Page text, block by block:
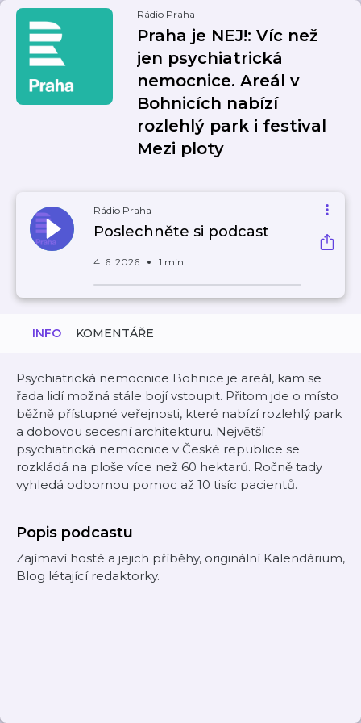
Rádio Praha
Praha je NEJ!: Víc než
jen psychiatrická
nemocnice. Areál v
Bohnicích nabízí
rozlehlý park i festival
Mezi ploty
Rádio Praha
Poslechněte si podcast
4. 6. 2026 1 min
INFO KOMENTÁŘE
Psychiatrická nemocnice Bohnice je areál, kam se
řada lidí možná stále bojí vstoupit. Přitom jde o místo
běžně přístupné veřejnosti, které nabízí rozlehlý park
a dobovou secesní architekturu. Největší
psychiatrická nemocnice v České republice se
rozkládá na ploše více než 60 hektarů. Ročně tady
vyhledá odbornou pomoc až 10 tisíc pacientů.
Popis podcastu
Zajímaví hosté a jejich příběhy, originální Kalendárium,
Blog létající redaktorky.